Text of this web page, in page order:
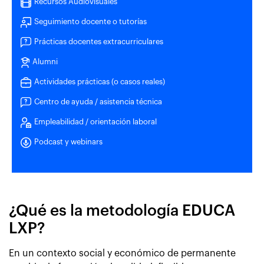
Seguimiento docente o tutorías
Prácticas docentes extracurriculares
Alumni
Actividades prácticas (o casos reales)
Centro de ayuda / asistencia técnica
Empleabilidad / orientación laboral
Podcast y webinars
¿Qué es la metodología EDUCA
LXP?
En un contexto social y económico de permanente